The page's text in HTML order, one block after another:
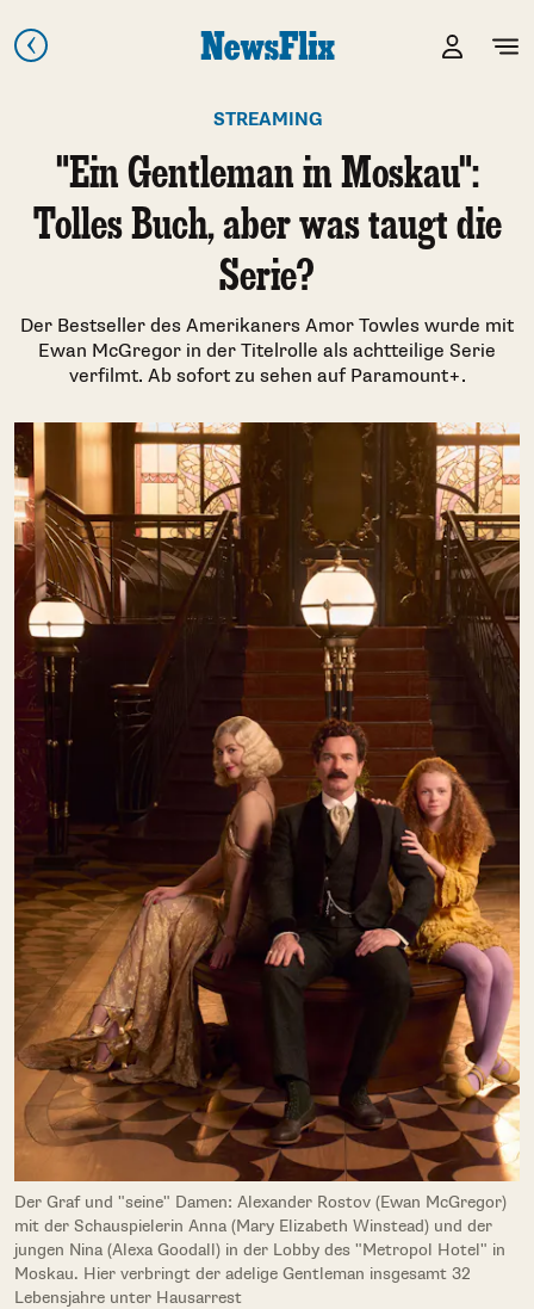
STREAMING
"Ein Gentleman in Moskau":
Tolles Buch, aber was taugt die
Serie?
Der Bestseller des Amerikaners Amor Towles wurde mit
Ewan McGregor in der Titelrolle als achtteilige Serie
verfilmt. Ab sofort zu sehen auf Paramount+.
Der Graf und "seine" Damen: Alexander Rostov (Ewan McGregor)
mit der Schauspielerin Anna (Mary Elizabeth Winstead) und der
jungen Nina (Alexa Goodall) in der Lobby des "Metropol Hotel" in
Moskau. Hier verbringt der adelige Gentleman insgesamt 32
Lebensjahre unter Hausarrest